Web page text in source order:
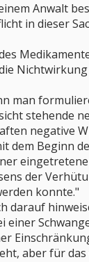
Anwalt
in dieser
Nichtwirkung
man
stehende
negative
dem Beginn
der
konnte."
darauf
einer
aber für das